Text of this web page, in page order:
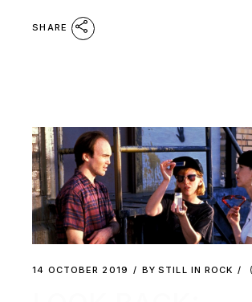
SHARE
14 OCTOBER 2019 BY STILL IN ROCK